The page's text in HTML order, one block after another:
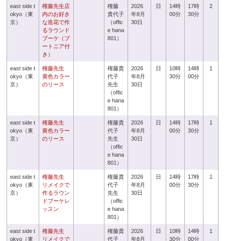
east side t
okyo（東
京）
権藤先生店
内のお好き
な造花で作
るラウンド
ブーケ（ブ
ートニア付
き）
権藤
貴代子
（offic
e hana
801）
2026
年8月
30日
日
14時
00分
17時
30分
2
east side t
okyo（東
京）
権藤先生
黄色カラー
のリース
権藤貴
代子
先生
（offic
e hana
801）
2026
年8月
30日
日
10時
30分
14時
00分
1
east side t
okyo（東
京）
権藤先生
黄色カラー
のリース
権藤貴
代子
先生
（offic
e hana
801）
2026
年8月
30日
日
14時
00分
17時
30分
1
east side t
okyo（東
京）
権藤先生
リメイクで
作るラウン
ドブーケレ
ッスン
権藤貴
代子
先生
（offic
e hana
801）
2026
年8月
30日
日
14時
00分
17時
30分
1
east side t
okyo（東
権藤先生
リメイクで
権藤貴
代子
2026
年8月
日
10時
30分
14時
00分
1